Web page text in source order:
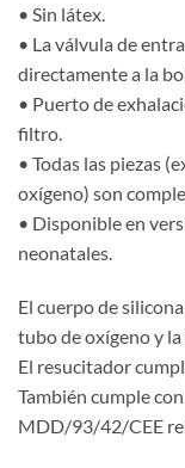
• Sin látex.
• La válvula de
directamente a la
• Puerto de
filtro.
• Todas las piezas
oxígeno) son
• Disponible en
neonatales.
El cuerpo de
tubo de oxígeno y
El resucitador
También cumple
MDD/93/42/CEE